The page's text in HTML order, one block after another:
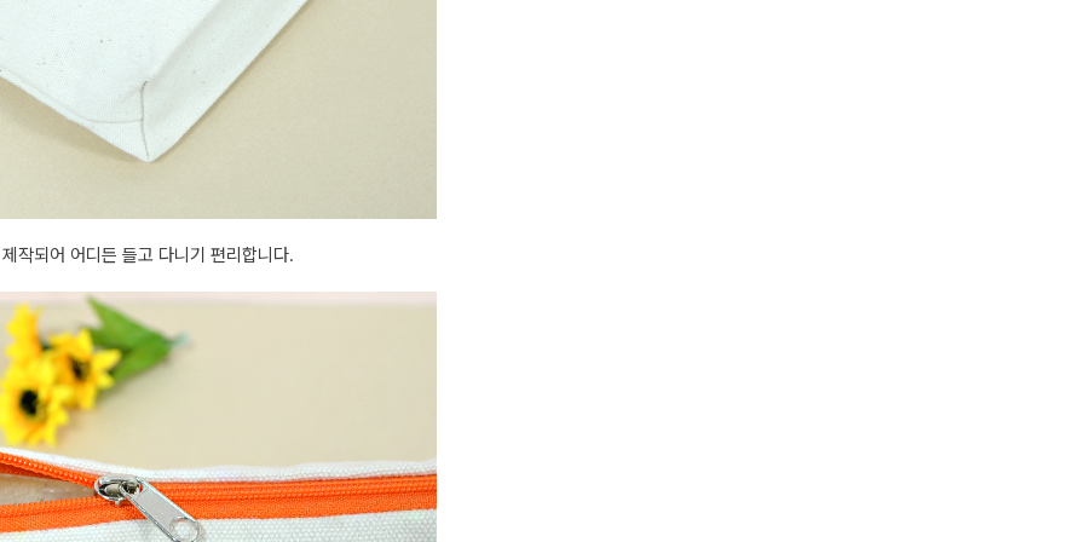
작되어 어디든 들고 다니기 편리합니다.